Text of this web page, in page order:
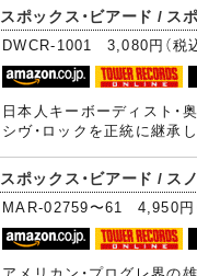
スポックス・ビアード / ス
DWCR-1001 3,080円（税
日本人キーボーディスト・
シヴ・ロックを正統に継承
スポックス・ビアード / ス
MAR-02759〜61 4,950円